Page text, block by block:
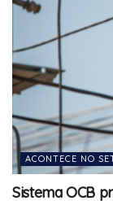
ACONTECE NO
Sistema OCB